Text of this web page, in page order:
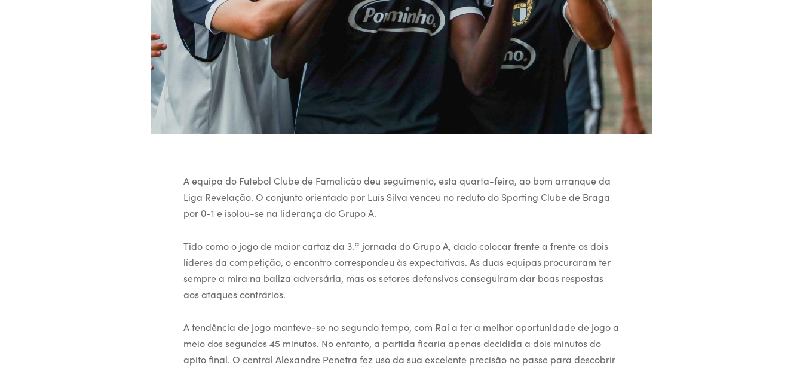
A equipa do Futebol Clube de Famalicão deu seguimento, esta quarta-feira, ao bom arranque da
Liga Revelação. O conjunto orientado por Luís Silva venceu no reduto do Sporting Clube de Braga
por 0-1 e isolou-se na liderança do Grupo A.
Tido como o jogo de maior cartaz da 3.ª jornada do Grupo A, dado colocar frente a frente os dois
líderes da competição, o encontro correspondeu às expectativas. As duas equipas procuraram ter
sempre a mira na baliza adversária, mas os setores defensivos conseguiram dar boas respostas
aos ataques contrários.
A tendência de jogo manteve-se no segundo tempo, com Raí a ter a melhor oportunidade de jogo a
meio dos segundos 45 minutos. No entanto, a partida ficaria apenas decidida a dois minutos do
apito final. O central Alexandre Penetra fez uso da sua excelente precisão no passe para descobrir